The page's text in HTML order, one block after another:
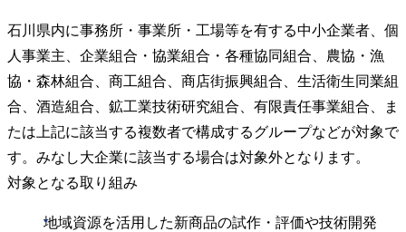
石川県内に事務所・事業所・工場等を有する中小企業者、個
人事業主、企業組合・協業組合・各種協同組合、農協・漁
協・森林組合、商工組合、商店街振興組合、生活衛生同業組
合、酒造組合、鉱工業技術研究組合、有限責任事業組合、ま
たは上記に該当する複数者で構成するグループなどが対象で
す。みなし大企業に該当する場合は対象外となります。
対象となる取り組み
地域資源を活用した新商品の試作・評価や技術開発